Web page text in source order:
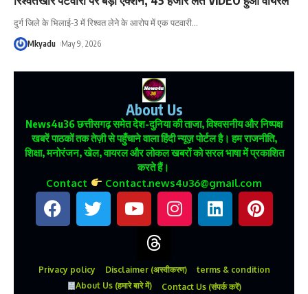
दुर्ग जिले के भिलाई-3 में रिश्वत लेने के आरोप में एक पटवारी…
Mkyadu May 9, 2026
About Us
News4u36छत्तीसगढ़ समेत देश-दुनिया की ताजा, विश्वसनीय और निष्पक्ष
खबरें पाठकों तक तेज़ी से पहुँचाने वाला हिंदी न्यूज़ पोर्टल है। हम राजनीति,
शिक्षा, मनोरंजन, खेल, वायरल और लोकल खबरों को सरल भाषा में प्रकाशित
करते हैं।
Contact Contact.news4u36@gmail.com
Privacy policy Disclaimer (अस्वीकरण)
terms & condition
About Us (हमारे बारे में)
Contact Us (संपर्क करें)